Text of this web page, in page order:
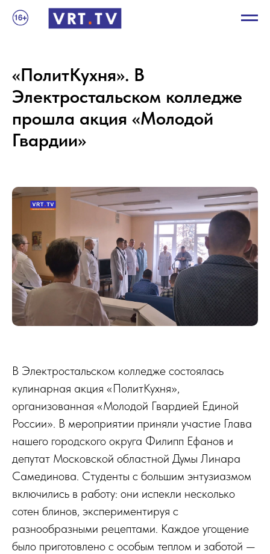
«ПолитКухня». В
Электростальском колледже
прошла акция «Молодой
Гвардии»
В Электростальском колледже состоялась
кулинарная акция «ПолитКухня»,
организованная «Молодой Гвардией Единой
России». В мероприятии приняли участие Глава
нашего городского округа Филипп Ефанов и
депутат Московской областной Думы Линара
Самединова. Студенты с большим энтузиазмом
включились в работу: они испекли несколько
сотен блинов, экспериментируя с
разнообразными рецептами. Каждое угощение
было приготовлено с особым теплом и заботой —